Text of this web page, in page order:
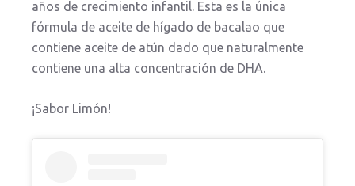
años de crecimiento infantil. Esta es la única
fórmula de aceite de hígado de bacalao que
contiene aceite de atún dado que naturalmente
contiene una alta concentración de DHA.
¡Sabor Limón!